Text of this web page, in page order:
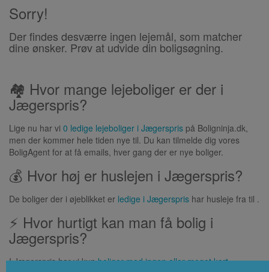
Sorry!
Der findes desværre ingen lejemål, som matcher
dine ønsker. Prøv at udvide din boligsøgning.
🏘 Hvor mange lejeboliger er der i
Jægerspris?
Lige nu har vi 0 ledige lejeboliger i Jægerspris på Boligninja.dk,
men der kommer hele tiden nye til. Du kan tilmelde dig vores
BoligAgent for at få emails, hver gang der er nye boliger.
💰 Hvor høj er huslejen i Jægerspris?
De boliger der i øjeblikket er ledige i Jægerspris har husleje fra til .
⚡ Hvor hurtigt kan man få bolig i
Jægerspris?
I Jægerspris har vi kunboliger med ingen eller meget kort